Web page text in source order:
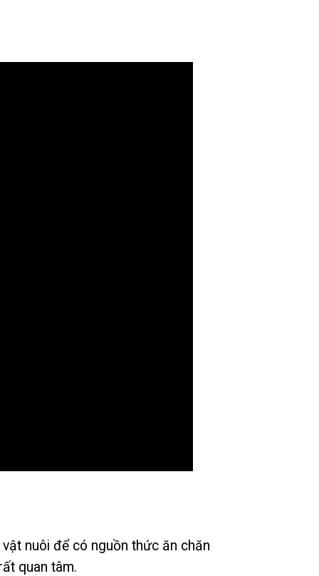
nuôi để có nguồn thức ăn chăn
quan tâm.